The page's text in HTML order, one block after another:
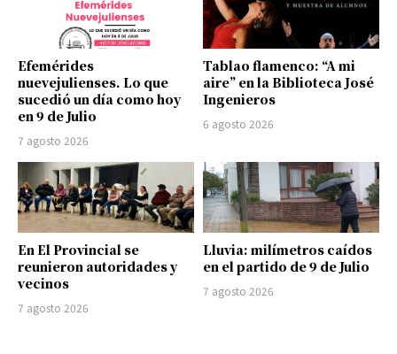
Efemérides
nuevejulienses. Lo que
sucedió un día como hoy
en 9 de Julio
7 agosto 2026
Tablao flamenco: “A mi
aire” en la Biblioteca José
Ingenieros
6 agosto 2026
En El Provincial se
reunieron autoridades y
vecinos
7 agosto 2026
Lluvia: milímetros caídos
en el partido de 9 de Julio
7 agosto 2026